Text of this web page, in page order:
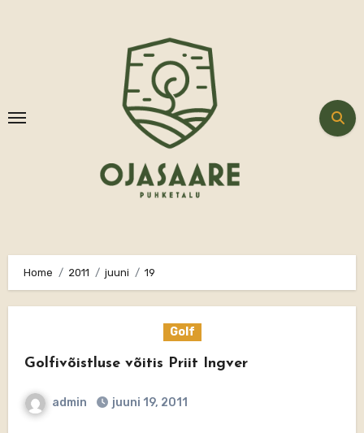
Home 2011 juuni 19
Golf
Golfivõistluse võitis Priit Ingver
admin juuni 19, 2011